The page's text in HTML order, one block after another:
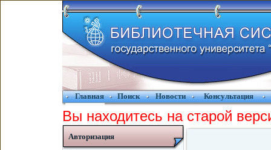
Главная Поиск Новости Консультация
Вы находитесь на старой
Авторизация